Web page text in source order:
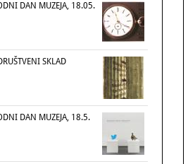
DAN MUZEJA, 18.05.
SKLAD
DAN MUZEJA, 18.5.